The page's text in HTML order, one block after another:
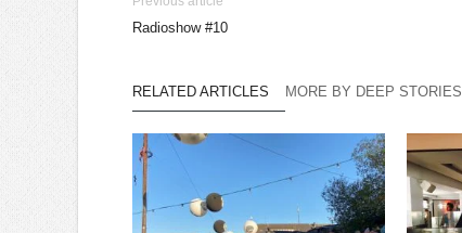
Radioshow #10
RELATED ARTICLES MORE BY DEEP STORIES